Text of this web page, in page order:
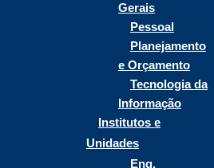
Gerais
Pessoal
Planejamento
e Orçamento
Tecnologia da
Informação
Institutos e
Unidades
Eng.